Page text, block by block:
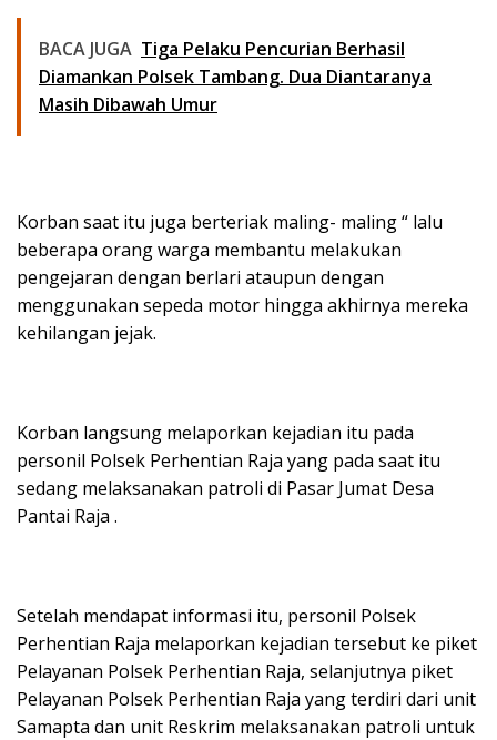
BACA JUGA Tiga Pelaku Pencurian Berhasil
Diamankan Polsek Tambang. Dua Diantaranya
Masih Dibawah Umur
Korban saat itu juga berteriak maling- maling “ lalu
beberapa orang warga membantu melakukan
pengejaran dengan berlari ataupun dengan
menggunakan sepeda motor hingga akhirnya mereka
kehilangan jejak.
Korban langsung melaporkan kejadian itu pada
personil Polsek Perhentian Raja yang pada saat itu
sedang melaksanakan patroli di Pasar Jumat Desa
Pantai Raja .
Setelah mendapat informasi itu, personil Polsek
Perhentian Raja melaporkan kejadian tersebut ke piket
Pelayanan Polsek Perhentian Raja, selanjutnya piket
Pelayanan Polsek Perhentian Raja yang terdiri dari unit
Samapta dan unit Reskrim melaksanakan patroli untuk